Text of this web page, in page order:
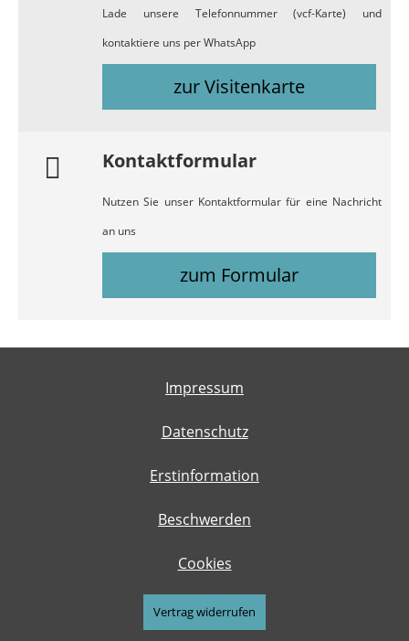
Lade unsere Telefonnummer (vcf-Karte) und
kontaktiere uns per WhatsApp
zur Visitenkarte
Kontaktformular
Nutzen Sie unser Kontaktformular für eine Nachricht
an uns
zum Formular
Impressum
Datenschutz
Erstinformation
Beschwerden
Cookies
Vertrag widerrufen